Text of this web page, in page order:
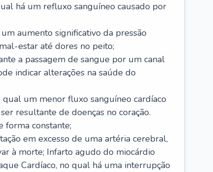
há um refluxo sanguíneo causado por
aumento significativo da pressão
estar até dores no peito;
a passagem de sangue por um canal
indicar alterações na saúde do
qual um menor fluxo sanguíneo cardíaco
resultante de doenças no coração.
forma constante;
em excesso de uma artéria cerebral,
à morte; Infarto agudo do miocárdio
Cardíaco, no qual há uma interrupção